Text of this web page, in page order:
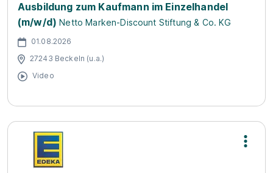
Ausbildung zum Kaufmann im Einzelhandel
(m/w/d) Netto Marken-Discount Stiftung & Co. KG
01.08.2026
27243 Beckeln (u.a.)
Video